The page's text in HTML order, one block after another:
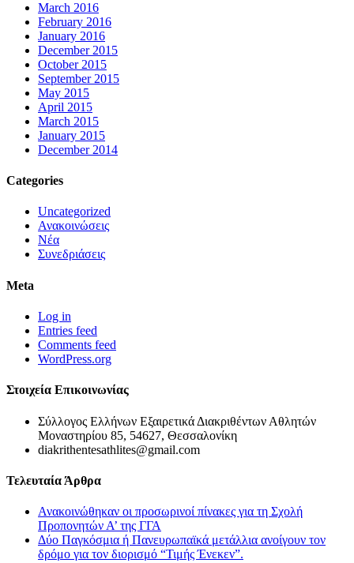
March 2016
February 2016
January 2016
December 2015
October 2015
September 2015
May 2015
April 2015
March 2015
January 2015
December 2014
Categories
Uncategorized
Ανακοινώσεις
Νέα
Συνεδριάσεις
Meta
Log in
Entries feed
Comments feed
WordPress.org
Στοιχεία Επικοινωνίας
Σύλλογος Ελλήνων Εξαιρετικά Διακριθέντων Αθλητών
Μοναστηρίου 85, 54627, Θεσσαλονίκη
diakrithentesathlites@gmail.com
Τελευταία Άρθρα
Ανακοινώθηκαν οι προσωρινοί πίνακες για τη Σχολή
Προπονητών Α’ της ΓΓΑ
Δύο Παγκόσμια ή Πανευρωπαϊκά μετάλλια ανοίγουν τον
δρόμο για τον διορισμό “Τιμής Ένεκεν”.